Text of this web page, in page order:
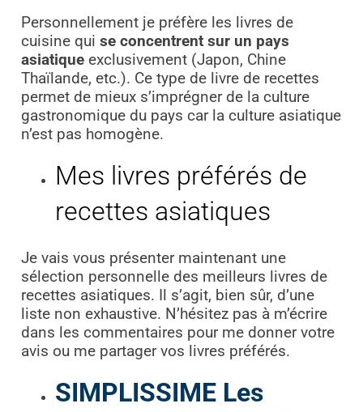
Personnellement je préfère les livres de
cuisine qui se concentrent sur un pays
asiatiqueexclusivement (Japon, Chine
Thaïlande, etc.). Ce type de livre de recettes
permet de mieux s’imprégner de la culture
gastronomique du pays car la culture asiatique
n’est pas homogène.
Mes livres préférés de
recettes asiatiques
Je vais vous présenter maintenant une
sélection personnelle des meilleurs livres de
recettes asiatiques. Il s’agit, bien sûr, d’une
liste non exhaustive. N’hésitez pas à m’écrire
dans les commentaires pour me donner votre
avis ou me partager vos livres préférés.
SIMPLISSIME Les